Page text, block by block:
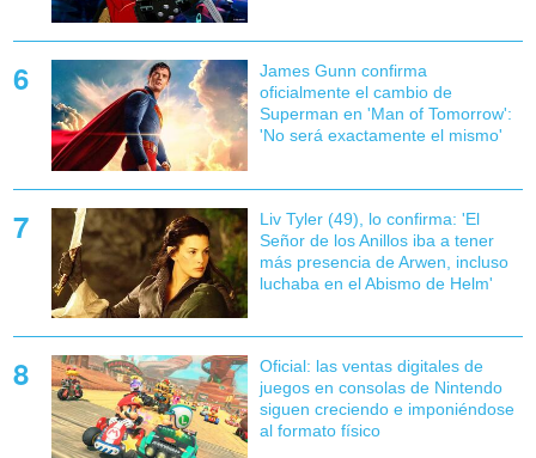
James Gunn confirma
oficialmente el cambio de
Superman en 'Man of Tomorrow':
'No será exactamente el mismo'
Liv Tyler (49), lo confirma: 'El
Señor de los Anillos iba a tener
más presencia de Arwen, incluso
luchaba en el Abismo de Helm'
Oficial: las ventas digitales de
juegos en consolas de Nintendo
siguen creciendo e imponiéndose
al formato físico